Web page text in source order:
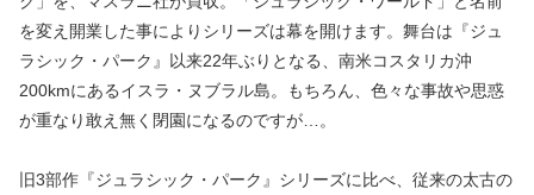
を変え開業した事によりシリーズは幕を開けます。舞台は『ジュ
ラシック・パーク』以来22年ぶりとなる、南米コスタリカ沖
200kmにあるイスラ・ヌブラル島。もちろん、色々な事故や思惑
が重なり敢え無く閉園になるのですが…。
旧3部作『ジュラシック・パーク』シリーズに比べ、従来の太古の